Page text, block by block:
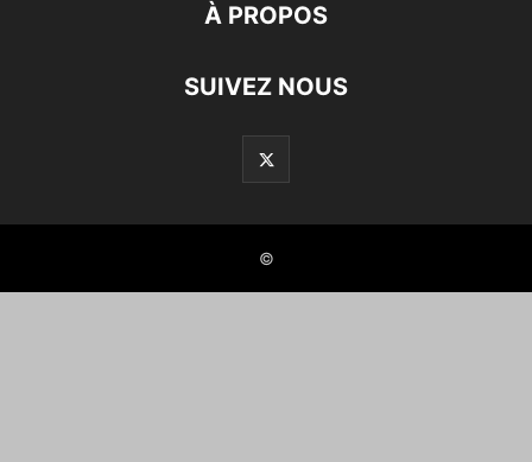
À PROPOS
SUIVEZ NOUS
©